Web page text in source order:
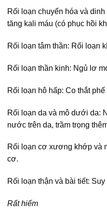
Rối loạn chuyển hóa và
tăng kali máu (có phục hồi
Rối loạn tâm thần: Rối loạn
Rối loạn thần kinh: Ngủ lơ
Rối loạn hô hấp: Co thắt phế
Rối loạn da và mô dưới da:
nước trên da, trầm trọng
Rối loạn cơ xương khớp và
cơ.
Rối loạn thận và bài tiết:
Rất hiếm